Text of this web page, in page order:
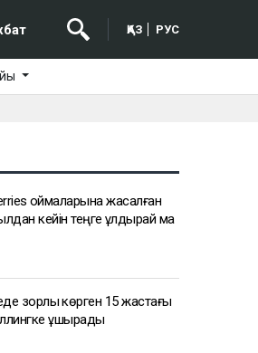
ҚАЗ РУС
қоймаларына жасалған
кейін теңге құлдырай ма
зорлық көрген 15 жастағы
ұшырады